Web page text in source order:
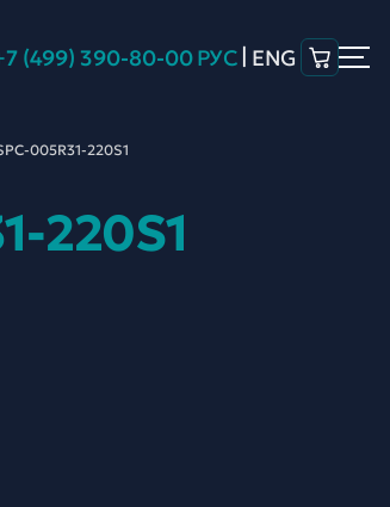
(499) 390-80-00РУС ENG
005R31-220S1
220S1